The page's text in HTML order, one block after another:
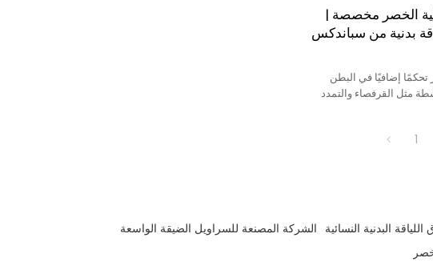
الخصر مخصصة |
بدنية من سباندكس
إضافيًا في البطن
مثل القرفصاء والتمدد
1
البدنية النسائية الشركة المصنعة للسراويل الضيقة الواسعة